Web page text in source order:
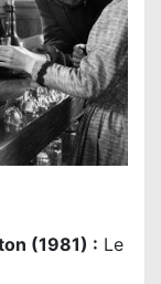
(1981) : Le